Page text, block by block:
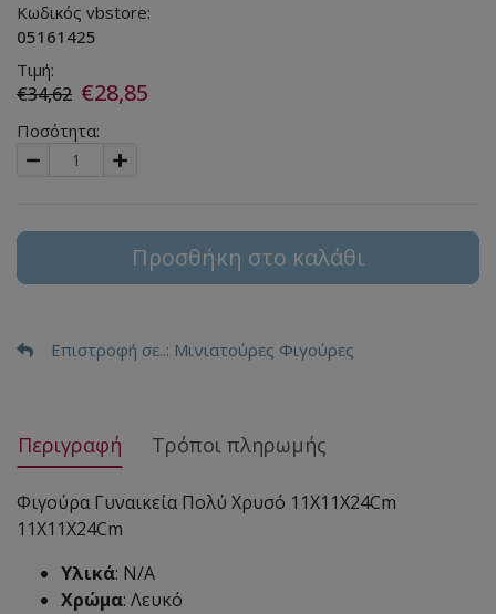
Κωδικός vbstore:
05161425
Τιμή:
€34,62 €28,85
Ποσότητα:
Προσθήκη στο καλάθι
Επιστροφή σε..: Μινιατούρες Φιγούρες
Περιγραφή Τρόποι πληρωμής
Φιγούρα Γυναικεία Πολύ Χρυσό 11X11X24Cm
11X11X24Cm
Υλικά: N/A
Χρώμα: Λευκό